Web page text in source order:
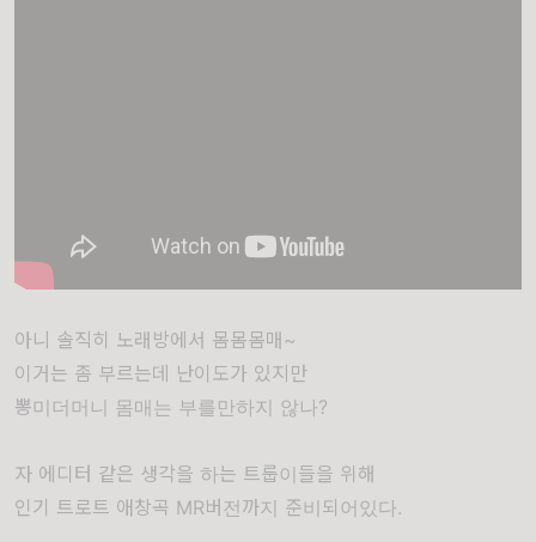
아니 솔직히 노래방에서 몸몸몸매~
이거는 좀 부르는데 난이도가 있지만
뽕미더머니 몸매는 부를만하지 않나?
자 에디터 같은 생각을 하는 트룹이들을 위해
인기 트로트 애창곡 MR버전까지 준비되어있다.